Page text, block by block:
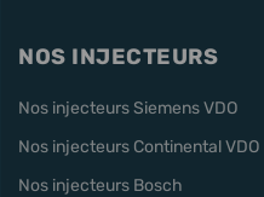
NOS INJECTEURS
Nos injecteurs Siemens VDO
Nos injecteurs Continental VDO
Nos injecteurs Bosch